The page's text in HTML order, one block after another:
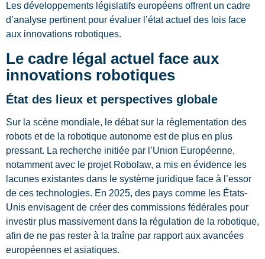
Les développements législatifs européens offrent un cadre
d’analyse pertinent pour évaluer l’état actuel des lois face
aux innovations robotiques.
Le cadre légal actuel face aux
innovations robotiques
État des lieux et perspectives globale
Sur la scène mondiale, le débat sur la réglementation des
robots et de la robotique autonome est de plus en plus
pressant. La recherche initiée par l’Union Européenne,
notamment avec le projet Robolaw, a mis en évidence les
lacunes existantes dans le système juridique face à l’essor
de ces technologies. En 2025, des pays comme les États-
Unis envisagent de créer des commissions fédérales pour
investir plus massivement dans la régulation de la robotique,
afin de ne pas rester à la traîne par rapport aux avancées
européennes et asiatiques.